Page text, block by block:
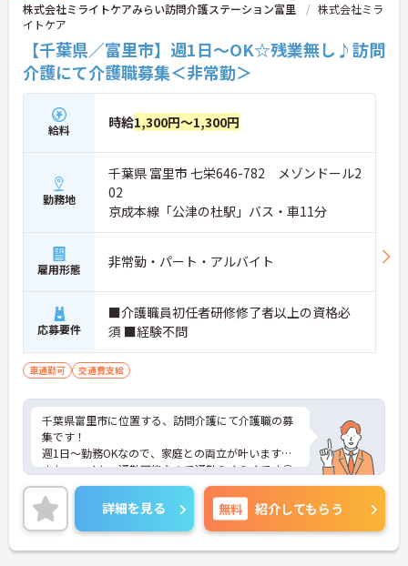
株式会社ミライトケアみらい訪問介護ステーション富里
株式会社ミラ
イトケア
【千葉県／富里市】週1日～OK☆残業無し♪訪問
介護にて介護職募集＜非常勤＞
給料 時給1,300円～1,300円
勤務地
千葉県 富里市 七栄646-782 メゾンドール2
02
京成本線「公津の杜駅」バス・車11分
雇用形態 非常勤・パート・アルバイト
応募要件
■介護職員初任者研修修了者以上の資格必
須 ■経験不問
車通勤可 交通費支給
千葉県富里市に位置する、訪問介護にて介護職の募
集です！
週1日～勤務OKなので、家庭との両立が叶います☆
また、マイカー通勤可能なので通勤らくらくです◎
ご興味のある方には、面接対策ポイントなど、さら
に詳細をお話しいたしますのでお気軽にご相談くだ
さい！
詳細を見る 無料 紹介してもらう